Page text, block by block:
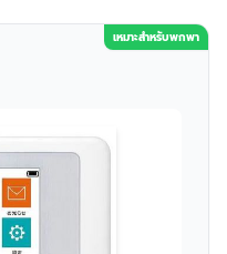
เหมาะสำหรับพกพา